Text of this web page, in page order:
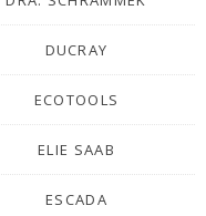
DUCRAY
ECOTOOLS
ELIE SAAB
ESCADA